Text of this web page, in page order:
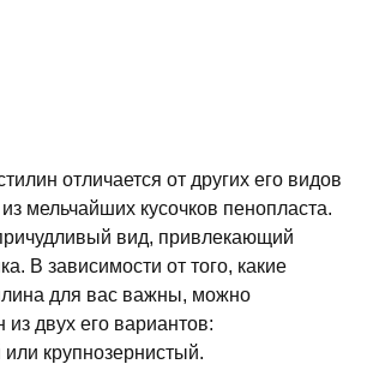
отличается от других его видов
мельчайших кусочков пенопласта.
вид, привлекающий
В зависимости от того, какие
для вас важны, можно
из двух его вариантов:
крупнозернистый.